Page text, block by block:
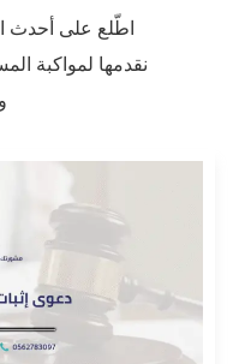
اطّلع على أحدث
نقدمها لمواكبة